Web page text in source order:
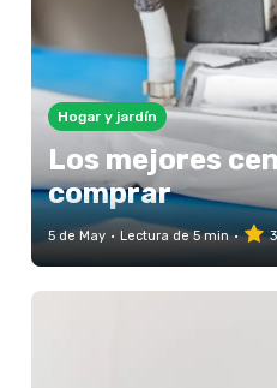
Hogar y jardín
Los mejores
comprar
5 de May Lectura de 5 min 3